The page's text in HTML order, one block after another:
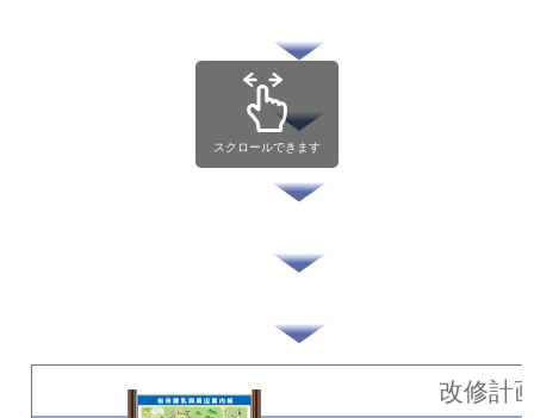
改修計
スクロールできます